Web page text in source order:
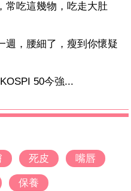
常吃這幾物，吃走大肚
週，腰細了，瘦到你懷疑
50今強...
死皮 嘴唇
保養